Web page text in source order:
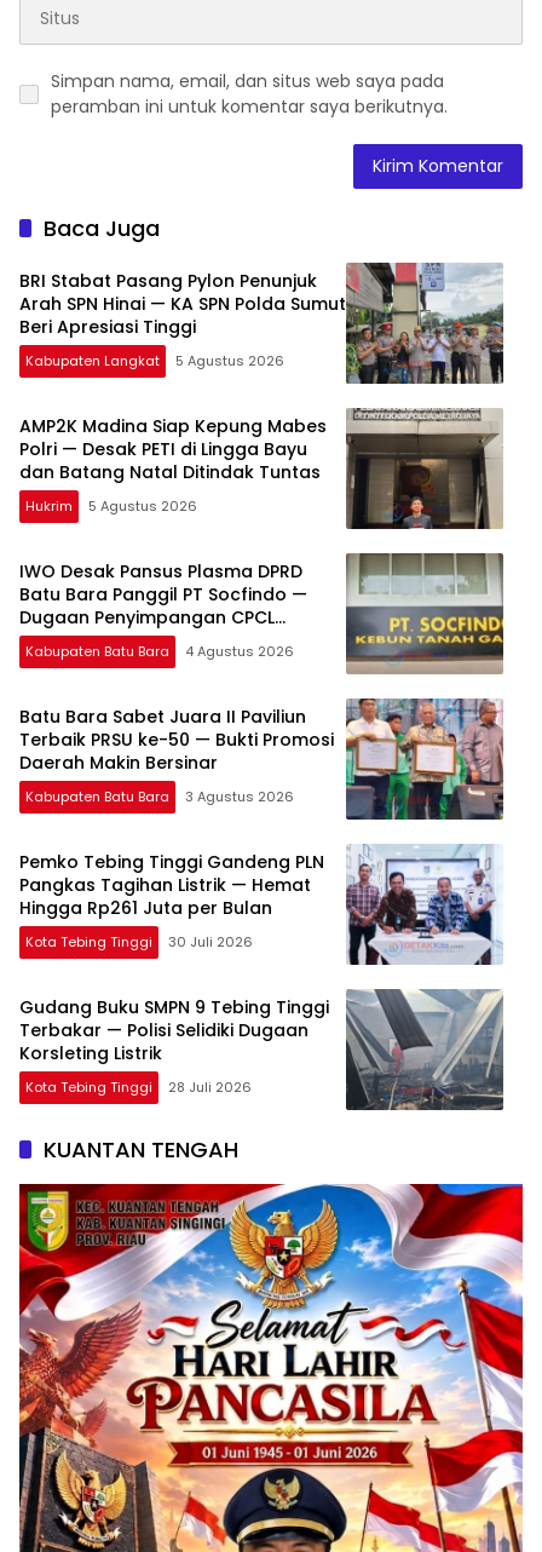
Simpan nama, email, dan situs web saya pada
peramban ini untuk komentar saya berikutnya.
Baca Juga
BRI Stabat Pasang Pylon Penunjuk
Arah SPN Hinai — KA SPN Polda Sumut
Beri Apresiasi Tinggi
Kabupaten Langkat 5 Agustus 2026
AMP2K Madina Siap Kepung Mabes
Polri — Desak PETI di Lingga Bayu
dan Batang Natal Ditindak Tuntas
Hukrim 5 Agustus 2026
IWO Desak Pansus Plasma DPRD
Batu Bara Panggil PT Socfindo —
Dugaan Penyimpangan CPCL
Mengemuka
Kabupaten Batu Bara 4 Agustus 2026
Batu Bara Sabet Juara II Paviliun
Terbaik PRSU ke-50 — Bukti Promosi
Daerah Makin Bersinar
Kabupaten Batu Bara 3 Agustus 2026
Pemko Tebing Tinggi Gandeng PLN
Pangkas Tagihan Listrik — Hemat
Hingga Rp261 Juta per Bulan
Kota Tebing Tinggi 30 Juli 2026
Gudang Buku SMPN 9 Tebing Tinggi
Terbakar — Polisi Selidiki Dugaan
Korsleting Listrik
Kota Tebing Tinggi 28 Juli 2026
KUANTAN TENGAH